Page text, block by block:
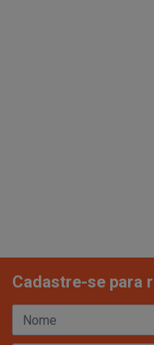
Cadastre-se para